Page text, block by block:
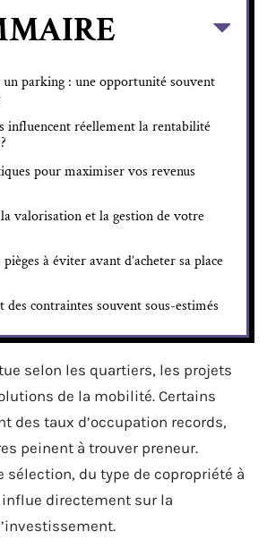
parking : une opportunité souvent
influencent réellement la rentabilité
pour maximiser vos revenus
valorisation et la gestion de votre
à éviter avant d’acheter sa place
des contraintes souvent sous-estimés
selon les quartiers, les projets
de la mobilité. Certains
des taux d’occupation records,
peinent à trouver preneur.
sélection, du type de copropriété à
influe directement sur la